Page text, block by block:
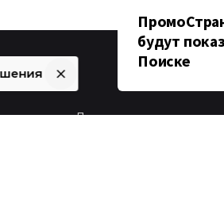
будут
Поиске
Джинсы